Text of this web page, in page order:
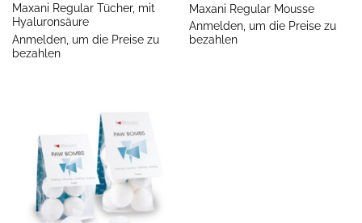
Maxani Regular Tücher, mit
Hyaluronsäure
Anmelden, um die Preise zu
bezahlen
Maxani Regular Mousse
Anmelden, um die Preise zu
bezahlen